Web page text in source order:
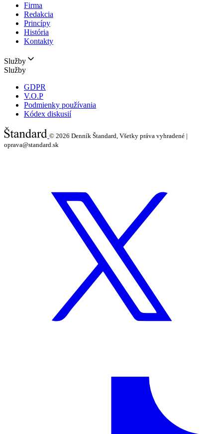
Firma
Redakcia
Princípy
História
Kontakty
Služby
Služby
GDPR
V.O.P
Podmienky používania
Kódex diskusií
© 2026 Denník Štandard, Všetky práva vyhradené |
oprava@standard.sk